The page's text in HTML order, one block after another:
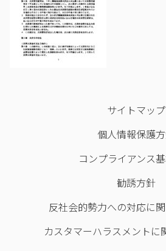
サイトマップ
個人情報保護
コンプライアンス
勧誘方針
反社会的勢力への対応に
カスタマーハラスメントに